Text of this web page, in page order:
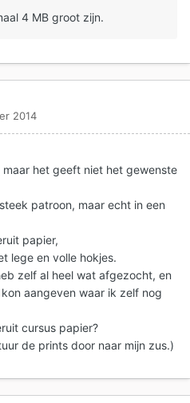
4 MB groot zijn.
2014
het geeft niet het gewenste
patroon, maar echt in een
papier,
lege en volle hokjes.
zelf al heel wat afgezocht, en
aangeven waar ik zelf nog
cursus papier?
de prints door naar mijn zus.)